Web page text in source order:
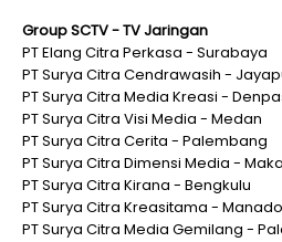
Group SCTV - TV Jaringan
PT Elang Citra Perkasa - Surabaya
PT Surya Citra Cendrawasih -
PT Surya Citra Media Kreasi -
PT Surya Citra Visi Media - Medan
PT Surya Citra Cerita - Palembang
PT Surya Citra Dimensi Media -
PT Surya Citra Kirana - Bengkulu
PT Surya Citra Kreasitama - Manado
PT Surya Citra Media Gemilang -